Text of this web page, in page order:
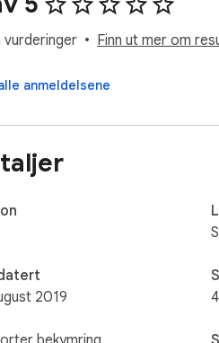
vurderinger Finn ut mer om
anmeldelsene
2019